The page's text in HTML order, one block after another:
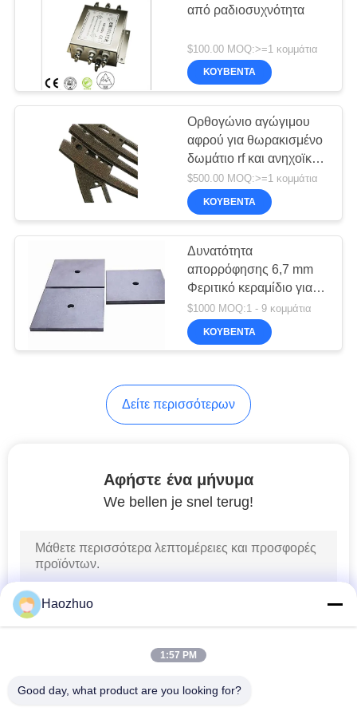
Ραδιοσυχνοποιητικό
φύλλο χαλκού
Ανεμοδοσία μελιού
Κουτί θωράκισης RF
Ραδιοφωνική
θωράκιση
20
από ραδιοσυχνότητα
$100.00 MOQ:>=1 κομμάτια
ΚΟΥΒΈΝΤΑ
Ορθογώνιο αγώγιμου
αφρού για θωρακισμένο
δωμάτιο rf και ανηχοϊκό
θάλαμο emc rf
θωρακισμένο δωμάτιο
$500.00 MOQ:>=1 κομμάτια
ΚΟΥΒΈΝΤΑ
Δυνατότητα
απορρόφησης 6,7 mm
Φεριτικό κεραμίδιο για
EMC Ανεχοϊκό θάλαμο
$1000 MOQ:1 - 9 κομμάτια
ΚΟΥΒΈΝΤΑ
Δείτε περισσότερων
Αφήστε ένα μήνυμα
We bellen je snel terug!
Haozhuo
1:57 PM
Good day, what product are you looking for?